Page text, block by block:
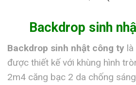
Backdrop sinh
Backdrop sinh nhật công ty
được thiết kế với khùng hình
2m4 căng bạc 2 da chống